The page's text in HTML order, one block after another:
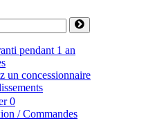
pendant 1 an
un concessionnaire
0
/ Commandes